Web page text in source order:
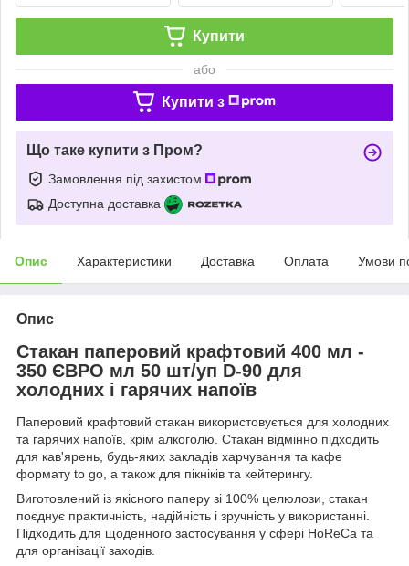
Купити
або
Купити з
Що таке купити з Пром?
Замовлення під захистом
Доступна доставка
Опис Характеристики Доставка Оплата Умови
Опис
Стакан паперовий крафтовий 400 мл -
350 ЄВРО мл 50 шт/уп D-90 для
холодних і гарячих напоїв
Паперовий крафтовий стакан використовується для холодних
та гарячих напоїв, крім алкоголю. Стакан відмінно підходить
для кав'ярень, будь-яких закладів харчування та кафе
формату to go, а також для пікніків та кейтерингу.
Виготовлений із якісного паперу зі 100% целюлози, стакан
поєднує практичність, надійність і зручність у використанні.
Підходить для щоденного застосування у сфері HoReCa та
для організації заходів.